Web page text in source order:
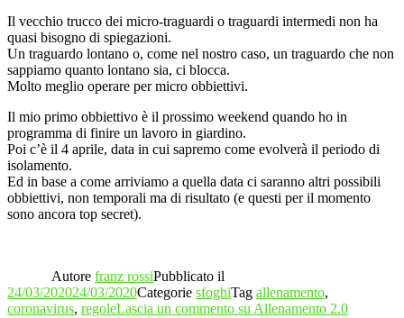
Il vecchio trucco dei micro-traguardi o traguardi intermedi non ha
quasi bisogno di spiegazioni.
Un traguardo lontano o, come nel nostro caso, un traguardo che non
sappiamo quanto lontano sia, ci blocca.
Molto meglio operare per micro obbiettivi.
Il mio primo obbiettivo è il prossimo weekend quando ho in
programma di finire un lavoro in giardino.
Poi c’è il 4 aprile, data in cui sapremo come evolverà il periodo di
isolamento.
Ed in base a come arriviamo a quella data ci saranno altri possibili
obbiettivi, non temporali ma di risultato (e questi per il momento
sono ancora top secret).
Autore franz rossiPubblicato il
24/03/202024/03/2020Categorie sfoghiTag allenamento,
coronavirus, regoleLascia un commento su Allenamento 2.0